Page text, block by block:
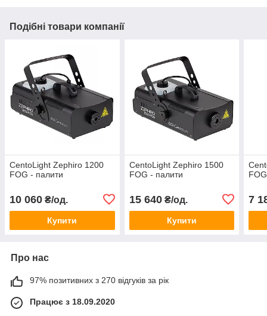
Подібні товари компанії
CentoLight Zephiro 1200
FOG - палити
10 060 ₴/од.
Купити
CentoLight Zephiro 1500
FOG - палити
15 640₴/од.
Купити
7
Про нас
97% позитивних з 270 відгуків за рік
Працює з 18.09.2020